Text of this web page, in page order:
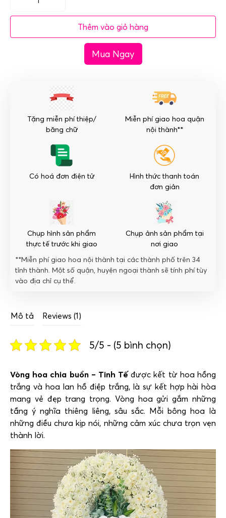
Vòng
hoa
lượng
Thêm vào giỏ hàng
Mua Ngay
Tặng miễn phí thiệp/
băng chữ
Miễn phí giao hoa quận
nội thành**
Có hoá đơn điện tử
Hình thức thanh toán
đơn giản
Chụp hình sản phẩm
thực tế trước khi giao
Chụp ảnh sản phẩm tại
nơi giao
**Miễn phí giao hoa nội thành tại các thành phố trên 34
tỉnh thành. Một số quận, huyện ngoại thành sẽ tính phí tùy
vào địa chỉ cụ thể.
Mô tả Reviews (1)
5/5 - (5 bình chọn)
Vòng hoa chia buồn – Tinh Tếđược kết từ hoa hồng
trắng và hoa lan hồ điệp trắng, là sự kết hợp hài hòa
mang vẻ đẹp trang trọng. Vòng hoa gửi gắm những
tầng ý nghĩa thiêng liêng, sâu sắc. Mỗi bông hoa là
những điều chưa kịp nói, những cảm xúc chưa trọn vẹn
thành lời.